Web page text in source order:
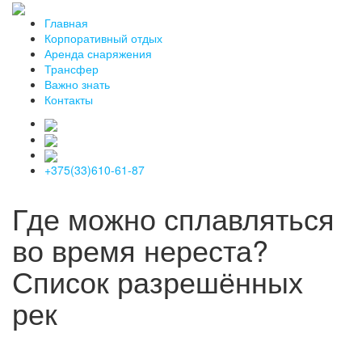
Главная
Корпоративный отдых
Аренда снаряжения
Трансфер
Важно знать
Контакты
+375(33)610-61-87
Где можно сплавляться
во время нереста?
Список разрешённых
рек